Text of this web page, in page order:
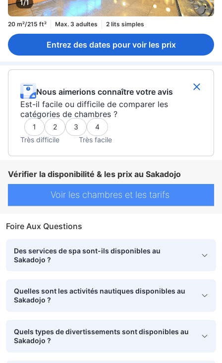
1/1
20 m²/215 ft² Max. 3 adultes 2 lits simples
Entrez des dates pour voir les prix
Nous aimerions connaître votre avis
Est-il facile ou difficile de comparer les
catégories de chambres ?
1 2 3
4
Très difficile
Très facile
Vérifier la disponibilité & les prix au Sakadojo
Voir les chambres et les tarifs
Foire Aux Questions
Des services de spa sont-ils disponibles au
Sakadojo ?
Quelles sont les activités nautiques disponibles au
Sakadojo ?
Quels types de divertissements sont disponibles au
Sakadojo ?